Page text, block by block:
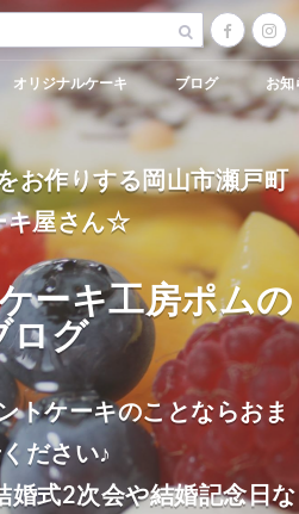
オリジナルケーキ ブログ お知
お作りする岡山市瀬戸町
キ屋さん☆
ーキ工房ポムの
ログ
トケーキのことならおま
ださい♪
婚式2次会や結婚記念日な